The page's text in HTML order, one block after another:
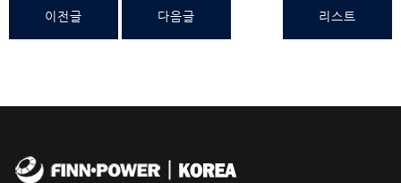
이전글 다음글 리스트